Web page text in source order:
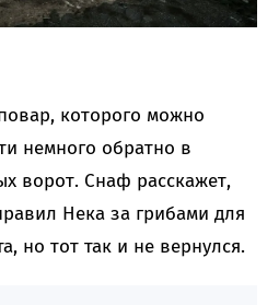
которого можно
немного обратно в
ворот. Снаф расскажет,
Нека за грибами для
но тот так и не вернулся.